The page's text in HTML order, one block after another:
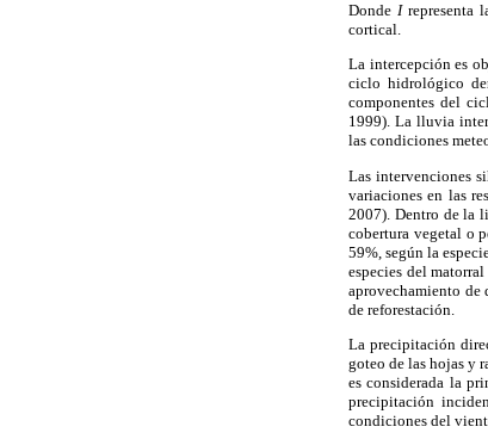
Donde Irepresenta
cortical.
La intercepción es
ciclo hidrológico
componentes del
1999). La lluvia
las condiciones
Las intervenciones
variaciones en las
2007). Dentro de la
cobertura vegetal o
59%, según la
especies del
aprovechamiento de
de reforestación.
La precipitación
goteo de las hojas y
es considerada la
precipitación
condiciones del